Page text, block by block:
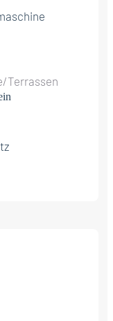
Terrassen